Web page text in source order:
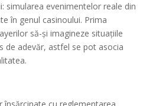
simularea evenimentelor reale din
în genul casinoului. Prima
să-și imagineze situațiile
de adevăr, astfel se pot asocia